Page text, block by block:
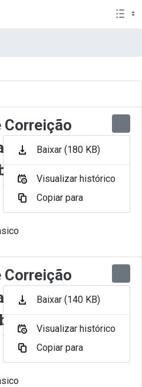
Correição
nº 012-2024
Meses por Juliana
Correição
nº 011-2024
Meses por Juliana
Baixar (180 KB)
Visualizar histórico
Copiar para
Baixar (140 KB)
Visualizar histórico
Copiar para